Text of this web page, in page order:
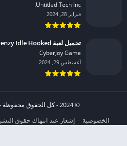
Untitled Tech Inc.‏
فبراير 28, 2024
تحميل لعبة Fishing Frenzy Idle Hooked مهكرة للاندرويد 2024
CyberJoy Game‏
أغسطس 29, 2024
© 2024 - كل الحقوق محفوظة -
الخصوصية
إشعار عند انتهاك حقوق النشر DMCA